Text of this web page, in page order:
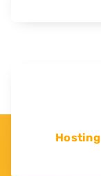
Hosting